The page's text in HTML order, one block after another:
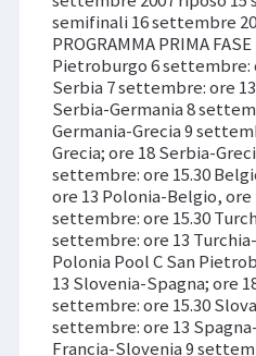
semifinali 16 settembre
PROGRAMMA PRIMA
Pietroburgo 6 settembre:
Serbia 7 settembre: ore
Serbia-Germania 8
Germania-Grecia 9
Grecia; ore 18 Serbia-
settembre: ore 15.30
ore 13 Polonia-Belgio, ore
settembre: ore 15.30
settembre: ore 13
Polonia Pool C San
13 Slovenia-Spagna; ore
settembre: ore 15.30
settembre: ore 13
Francia-Slovenia 9